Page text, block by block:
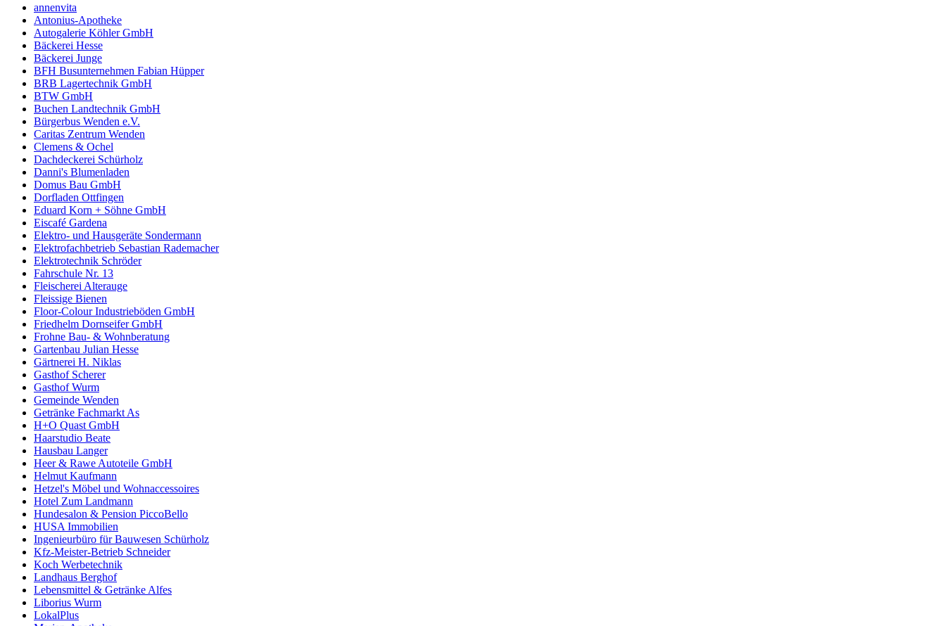
annenvita
Antonius-Apotheke
Autogalerie Köhler GmbH
Bäckerei Hesse
Bäckerei Junge
BFH Busunternehmen Fabian Hüpper
BRB Lagertechnik GmbH
BTW GmbH
Buchen Landtechnik GmbH
Bürgerbus Wenden e.V.
Caritas Zentrum Wenden
Clemens & Ochel
Dachdeckerei Schürholz
Danni's Blumenladen
Domus Bau GmbH
Dorfladen Ottfingen
Eduard Korn + Söhne GmbH
Eiscafé Gardena
Elektro- und Hausgeräte Sondermann
Elektrofachbetrieb Sebastian Rademacher
Elektrotechnik Schröder
Fahrschule Nr. 13
Fleischerei Alterauge
Fleissige Bienen
Floor-Colour Industrieböden GmbH
Friedhelm Dornseifer GmbH
Frohne Bau- & Wohnberatung
Gartenbau Julian Hesse
Gärtnerei H. Niklas
Gasthof Scherer
Gasthof Wurm
Gemeinde Wenden
Getränke Fachmarkt As
H+O Quast GmbH
Haarstudio Beate
Hausbau Langer
Heer & Rawe Autoteile GmbH
Helmut Kaufmann
Hetzel's Möbel und Wohnaccessoires
Hotel Zum Landmann
Hundesalon & Pension PiccoBello
HUSA Immobilien
Ingenieurbüro für Bauwesen Schürholz
Kfz-Meister-Betrieb Schneider
Koch Werbetechnik
Landhaus Berghof
Lebensmittel & Getränke Alfes
Liborius Wurm
LokalPlus